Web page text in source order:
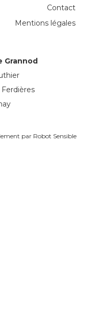
Grannod
Contact
Mentions légales
par Robot Sensible